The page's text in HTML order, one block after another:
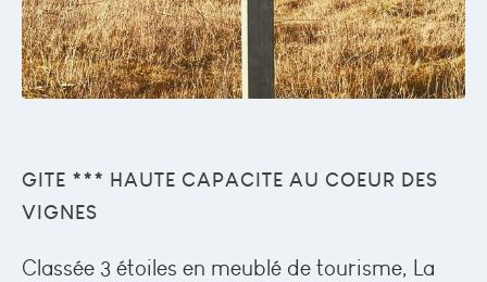
GITE *** HAUTE CAPACITE AU COEUR DES
VIGNES
Classée 3 étoiles en meublé de tourisme, La